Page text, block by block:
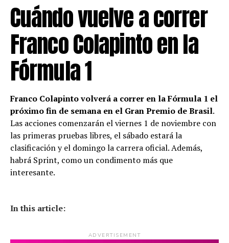
Cuándo vuelve a correr
Franco Colapinto en la
Fórmula 1
Franco Colapinto volverá a correr en la Fórmula 1 el
próximo fin de semana en el Gran Premio de Brasil.
Las acciones comenzarán el viernes 1 de noviembre con
las primeras pruebas libres, el sábado estará la
clasificación y el domingo la carrera oficial. Además,
habrá Sprint, como un condimento más que
interesante.
In this article:
ADVERTISEMENT